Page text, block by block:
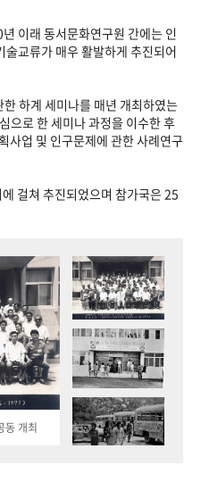
이래 동서문화연구원 간에는 인
교류가 매우 활발하게 추진되어
하계 세미나를 매년 개최하였는
으로 한 세미나 과정을 이수한 후
사업 및 인구문제에 관한 사례연구
걸쳐 추진되었으며 참가국은 25
개최